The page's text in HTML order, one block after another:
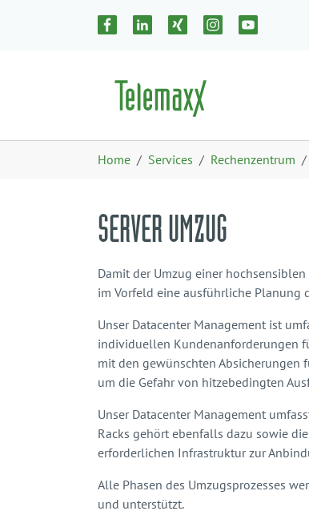
Home Services Rechenzentrum
SERVER UMZUG
Damit der Umzug einer
im Vorfeld eine ausführliche Planung
Unser Datacenter Management ist
individuellen Kundenanforderungen
mit den gewünschten
um die Gefahr von hitzebedingten
Unser Datacenter Management
Racks gehört ebenfalls dazu sowie
erforderlichen Infrastruktur zur
Alle Phasen des Umzugsprozesses
und unterstützt.